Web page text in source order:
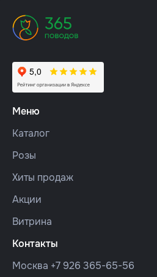
Меню
Каталог
Розы
Хиты продаж
Акции
Витрина
Контакты
Москва +7 926 365-65-56